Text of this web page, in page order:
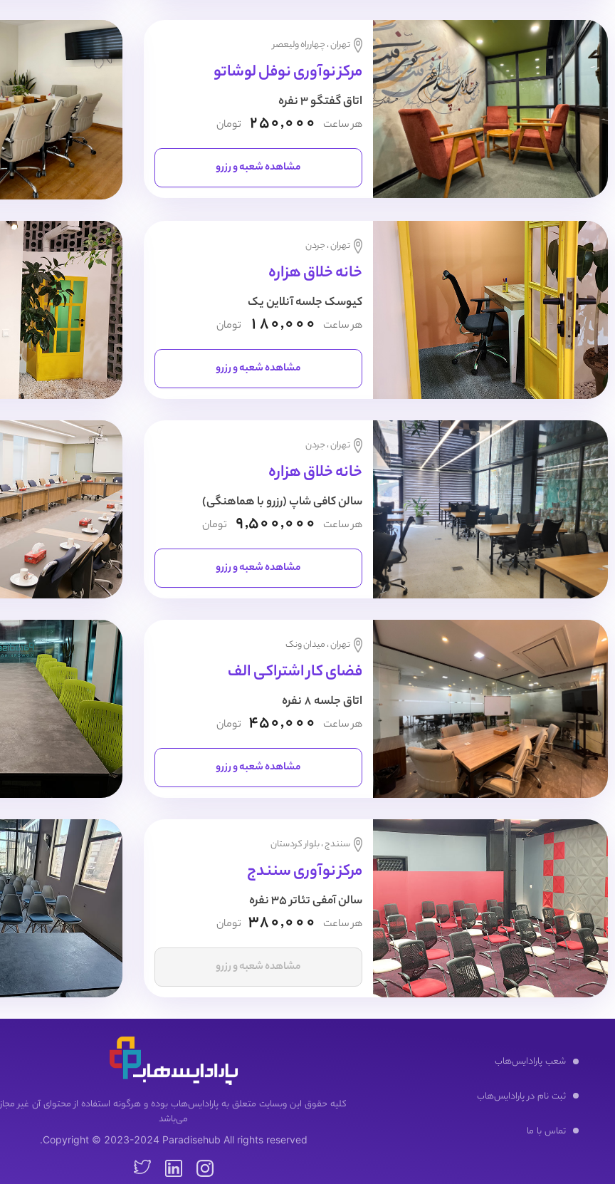
تهران ، چهارراه ولیعصر
مرکز نوآوری نوفل لوشاتو
اتاق گفتگو 3 نفره
هر ساعت 250,000 تومان
مشاهده شعبه و رزرو
تهران ، جردن
خانه خلاق هزاره
کیوسک جلسه آنلاین یک
هر ساعت 180,000 تومان
مشاهده شعبه و رزرو
تهران ، جردن
خانه خلاق هزاره
سالن کافی شاپ (رزرو با هماهنگی)
هر ساعت 9,500,000 تومان
مشاهده شعبه و رزرو
تهران ، میدان ونک
فضای کار اشتراکی الف
اتاق جلسه 8 نفره
هر ساعت 450,000 تومان
مشاهده شعبه و رزرو
سنندج ، بلوار کردستان
مرکز نوآوری سنندج
سالن آمفی تئاتر 35 نفره
هر ساعت 380,000 تومان
مشاهده شعبه و رزرو
شعب پارادایس‌هاب
ثبت نام در پارادایس‌هاب
تماس با ما
کلیه حقوق این وبسایت متعلق به پارادایس‌هاب بوده و هرگونه استفاده از محتوای آن غیر مجاز
می‌باشد
Copyright © 2023-2024 Paradisehub All rights reserved.